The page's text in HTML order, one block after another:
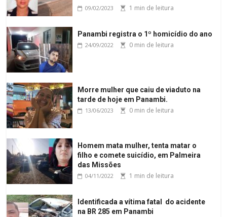
09/02/2023 1 min de leitura
Panambi registra o 1º homicídio do ano
24/09/2022 0 min de leitura
Morre mulher que caiu de viaduto na
tarde de hoje em Panambi.
13/06/2023 0 min de leitura
Homem mata mulher, tenta matar o
filho e comete suicídio, em Palmeira
das Missões
04/11/2022 1 min de leitura
Identificada a vítima fatal do acidente
na BR 285 em Panambi